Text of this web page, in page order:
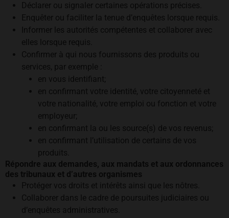
Déclarer ou signaler certaines opérations précises.
Enquêter ou faciliter la tenue d’enquêtes lorsque requis.
Informer les autorités compétentes et collaborer avec
elles lorsque requis.
Confirmer à qui nous fournissons des produits ou
services, par exemple :
en vous identifiant;
en confirmant votre identité, votre citoyenneté et
votre nationalité, votre emploi ou fonction et votre
employeur;
en confirmant la ou les source(s) de vos revenus;
en confirmant l’utilisation de certains de vos
produits.
Répondre aux demandes, aux mandats et aux ordonnances
des tribunaux et d’autres organismes
Protéger vos droits et intérêts ainsi que les nôtres.
Collaborer dans le cadre de poursuites judiciaires ou
d’enquêtes administratives.